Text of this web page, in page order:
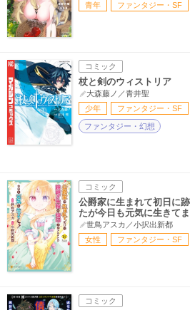
青年
ファンタジー・SF
コミック
杖と剣のウィストリア
大森藤ノ／青井聖
少年
ファンタジー・SF
ファンタジー・幻想
コミック
公爵家に生まれて初日に
たが今日も元気に生きてま
世鳥アスカ／小択出新都
女性
ファンタジー・SF
コミック